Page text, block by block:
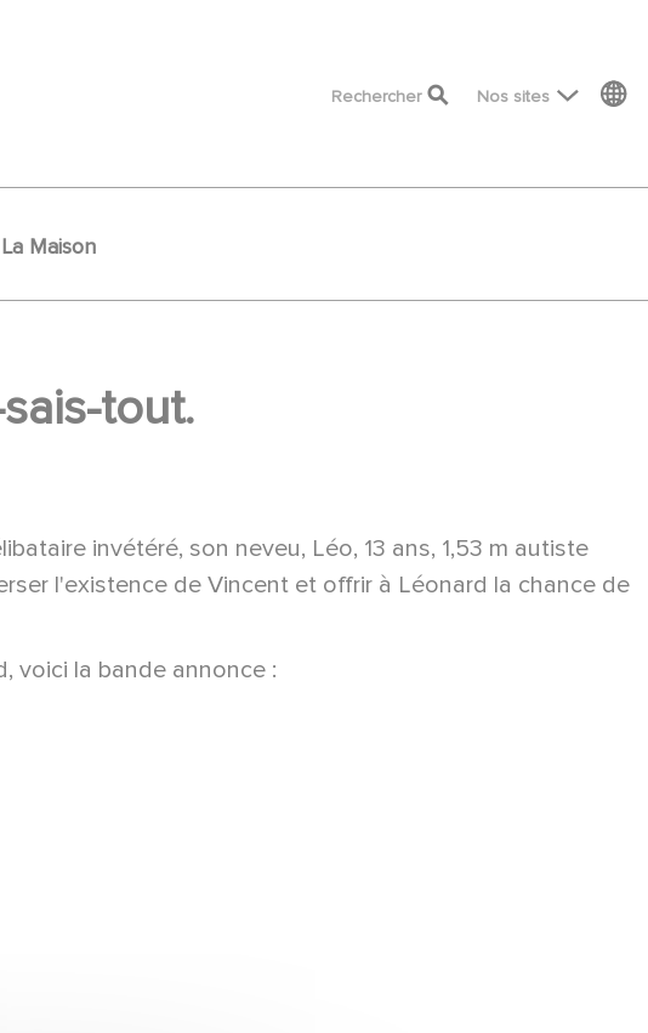
top menu
Rechercher Nos sites
La Maison
tout.
invétéré, son neveu, Léo, 13 ans, 1,53 m autiste
l'existence de Vincent et offrir à Léonard la chance de
voici la bande annonce :